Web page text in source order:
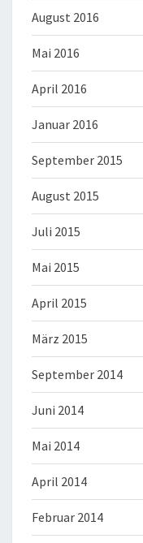
August 2016
Mai 2016
April 2016
Januar 2016
September 2015
August 2015
Juli 2015
Mai 2015
April 2015
März 2015
September 2014
Juni 2014
Mai 2014
April 2014
Februar 2014